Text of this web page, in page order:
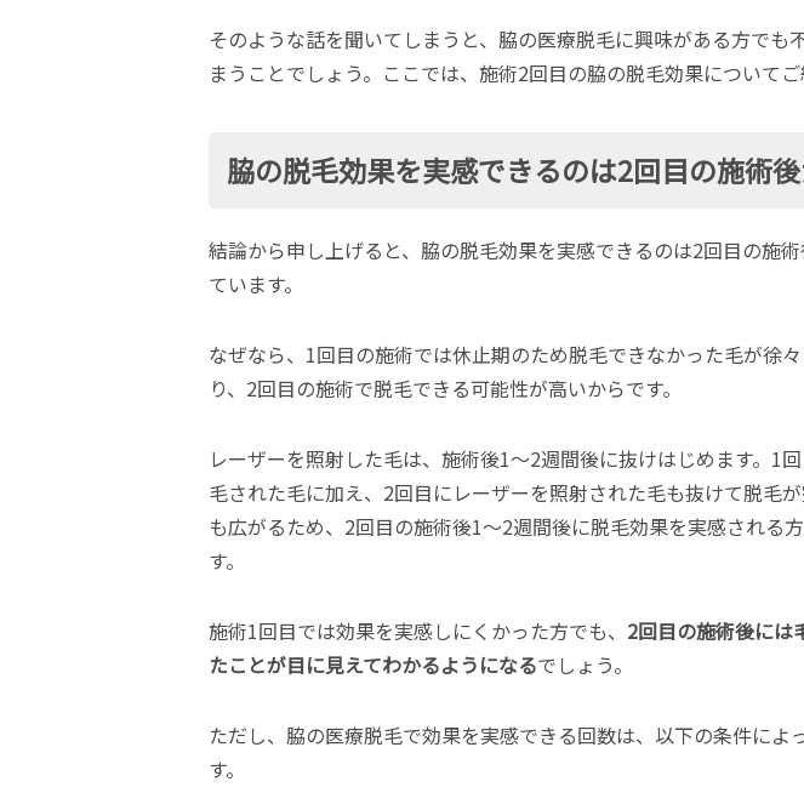
そのような話を聞いてしまうと、脇の医療脱毛に興味がある方でも
まうことでしょう。ここでは、施術2回目の脇の脱毛効果についてご
脇の脱毛効果を実感できるのは2回目の施術
結論から申し上げると、脇の脱毛効果を実感できるのは2回目の施
ています。
なぜなら、1回目の施術では休止期のため脱毛できなかった毛が徐
り、2回目の施術で脱毛できる可能性が高いからです。
レーザーを照射した毛は、施術後1〜2週間後に抜けはじめます。1
毛された毛に加え、2回目にレーザーを照射された毛も抜けて脱毛
も広がるため、2回目の施術後1〜2週間後に脱毛効果を実感される
す。
施術1回目では効果を実感しにくかった方でも、 2回目の施術後には
たことが目に見えてわかるようになるでしょう。
ただし、脇の医療脱毛で効果を実感できる回数は、以下の条件によ
す。